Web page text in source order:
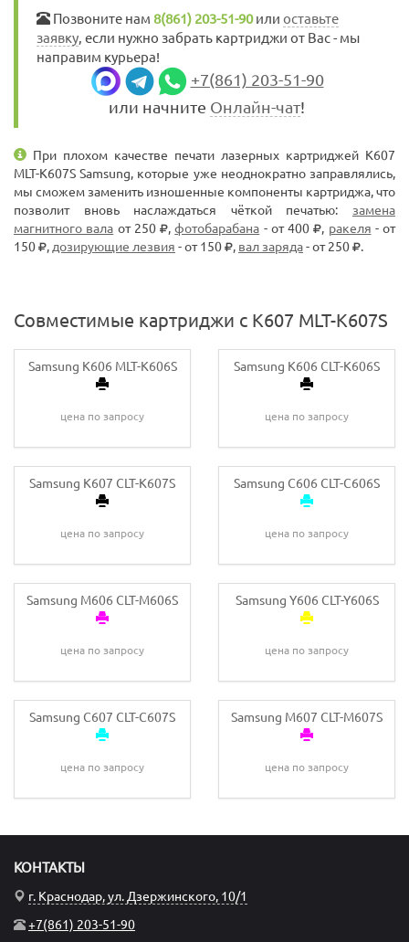
Позвоните нам 8(861) 203-51-90или оставьте
заявку, если нужно забрать картриджи от Вас - мы
направим курьера!
+7(861) 203-51-90
или начните Онлайн-чат!
При плохом качестве печати лазерных картриджей K607
MLT-K607S Samsung, которые уже неоднократно заправлялись,
мы сможем заменить изношенные компоненты картриджа, что
позволит вновь наслаждаться чёткой печатью: замена
магнитного вала от 250 ,фотобарабана - от 400 , ракеля - от
150
,дозирующие лезвия - от 150 , вал заряда- от 250 .
Совместимые картриджи с K607 MLT-K607S
Samsung K606 MLT-K606S
цена по запросу
Samsung K606 CLT-K606S
цена по запросу
Samsung K607 CLT-K607S
цена по запросу
Samsung C606 CLT-C606S
цена по запросу
Samsung M606 CLT-M606S
цена по запросу
Samsung Y606 CLT-Y606S
цена по запросу
Samsung C607 CLT-C607S
цена по запросу
Samsung M607 CLT-M607S
цена по запросу
КОНТАКТЫ
г. Краснодар, ул. Дзержинского, 10/1
+7(861) 203-51-90